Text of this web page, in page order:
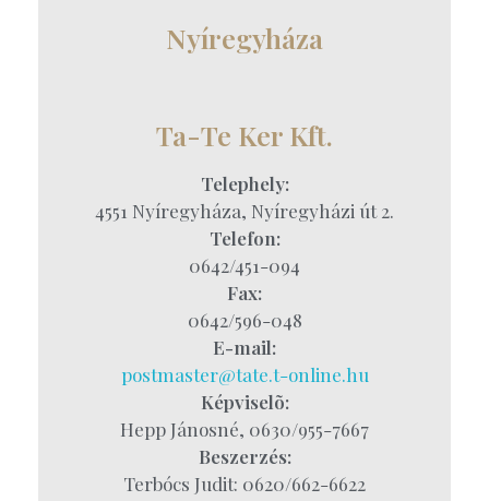
Nyíregyháza
Ta-Te Ker Kft.
Telephely:
4551 Nyíregyháza, Nyíregyházi út 2.
Telefon:
0642/451-094
Fax:
0642/596-048
E-mail:
postmaster@tate.t-online.hu
Képviselõ:
Hepp Jánosné, 0630/955-7667
Beszerzés:
Terbócs Judit: 0620/662-6622